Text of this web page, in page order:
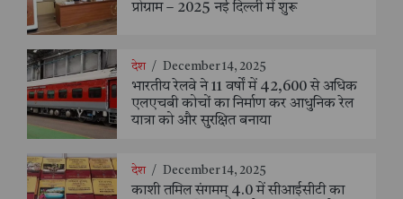
प्रोग्राम – 2025 नई दिल्ली में शुरू
देश / December 14, 2025
भारतीय रेलवे ने 11 वर्षों में 42,600 से अधिक
एलएचबी कोचों का निर्माण कर आधुनिक रेल
यात्रा को और सुरक्षित बनाया
देश / December 14, 2025
काशी तमिल संगमम् 4.0 में सीआईसीटी का